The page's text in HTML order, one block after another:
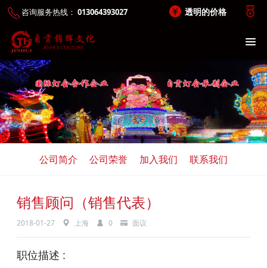
咨询服务热线： 013064393027 透明的价格
公司简介 公司荣誉 加入我们 联系我们
销售顾问（销售代表）
2018-01-27 上海 0 面议
职位描述 :